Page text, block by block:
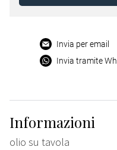
Invia per email
Invia tramite
Informazioni
olio su tavola